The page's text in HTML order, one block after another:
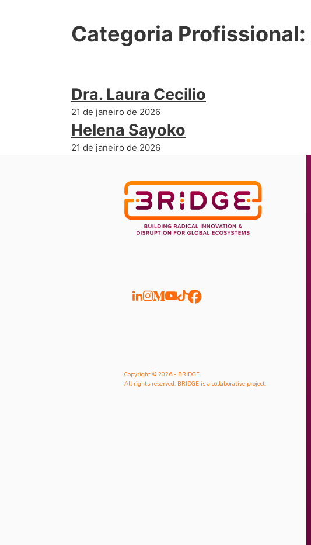
Categoria Profissional:
Dra. Laura Cecilio
21 de janeiro de 2026
Helena Sayoko
21 de janeiro de 2026
Copyright © 2026 - BRIDGE
All rights reserved. BRIDGE is a collaborative project.